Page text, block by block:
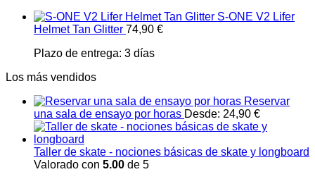
S-ONE V2 Lifer
Helmet Tan Glitter 74,90 €
Plazo de entrega: 3 días
Los más vendidos
Reservar
una sala de ensayo por horas Desde: 24,90 €
Taller de skate - nociones básicas de skate y longboard
Valorado con 5.00 de 5